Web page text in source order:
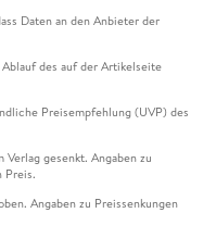
Daten an den Anbieter der
des auf der Artikelseite
Preisempfehlung (UVP) des
gesenkt. Angaben zu
Preis.
Angaben zu Preissenkungen